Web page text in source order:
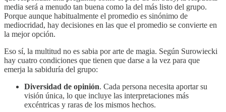
media será a menudo tan buena como la del más listo del grupo.
Porque aunque habitualmente el promedio es sinónimo de
mediocridad, hay decisiones en las que el promedio se convierte en
la mejor opción.
Eso sí, la multitud no es sabia por arte de magia. Según Surowiecki
hay cuatro condiciones que tienen que darse a la vez para que
emerja la sabiduría del grupo:
Diversidad de opinión. Cada persona necesita aportar su
visión única, lo que incluye las interpretaciones más
excéntricas y raras de los mismos hechos.